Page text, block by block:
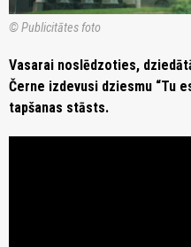
© Publicitātes foto
Vasarai noslēdzoties,
Černe izdevusi dziesmu “Tu
tapšanas stāsts.